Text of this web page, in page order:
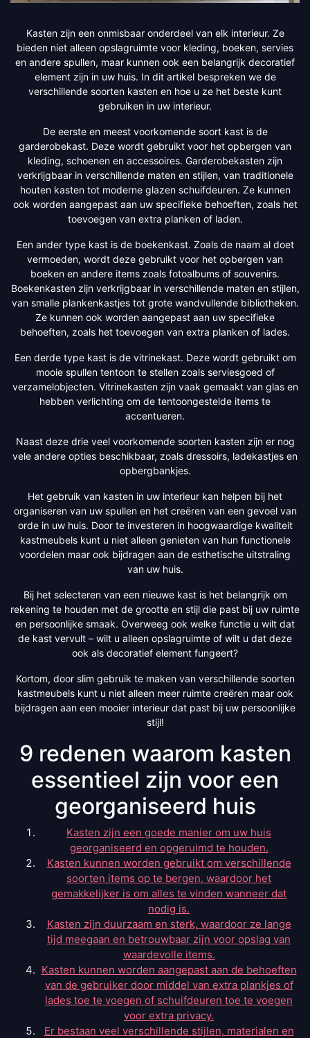
Kasten zijn een onmisbaar onderdeel van elk interieur. Ze
bieden niet alleen opslagruimte voor kleding, boeken, servies
en andere spullen, maar kunnen ook een belangrijk decoratief
element zijn in uw huis. In dit artikel bespreken we de
verschillende soorten kasten en hoe u ze het beste kunt
gebruiken in uw interieur.
De eerste en meest voorkomende soort kast is de
garderobekast. Deze wordt gebruikt voor het opbergen van
kleding, schoenen en accessoires. Garderobekasten zijn
verkrijgbaar in verschillende maten en stijlen, van traditionele
houten kasten tot moderne glazen schuifdeuren. Ze kunnen
ook worden aangepast aan uw specifieke behoeften, zoals het
toevoegen van extra planken of laden.
Een ander type kast is de boekenkast. Zoals de naam al doet
vermoeden, wordt deze gebruikt voor het opbergen van
boeken en andere items zoals fotoalbums of souvenirs.
Boekenkasten zijn verkrijgbaar in verschillende maten en stijlen,
van smalle plankenkastjes tot grote wandvullende bibliotheken.
Ze kunnen ook worden aangepast aan uw specifieke
behoeften, zoals het toevoegen van extra planken of lades.
Een derde type kast is de vitrinekast. Deze wordt gebruikt om
mooie spullen tentoon te stellen zoals serviesgoed of
verzamelobjecten. Vitrinekasten zijn vaak gemaakt van glas en
hebben verlichting om de tentoongestelde items te
accentueren.
Naast deze drie veel voorkomende soorten kasten zijn er nog
vele andere opties beschikbaar, zoals dressoirs, ladekastjes en
opbergbankjes.
Het gebruik van kasten in uw interieur kan helpen bij het
organiseren van uw spullen en het creëren van een gevoel van
orde in uw huis. Door te investeren in hoogwaardige kwaliteit
kastmeubels kunt u niet alleen genieten van hun functionele
voordelen maar ook bijdragen aan de esthetische uitstraling
van uw huis.
Bij het selecteren van een nieuwe kast is het belangrijk om
rekening te houden met de grootte en stijl die past bij uw ruimte
en persoonlijke smaak. Overweeg ook welke functie u wilt dat
de kast vervult – wilt u alleen opslagruimte of wilt u dat deze
ook als decoratief element fungeert?
Kortom, door slim gebruik te maken van verschillende soorten
kastmeubels kunt u niet alleen meer ruimte creëren maar ook
bijdragen aan een mooier interieur dat past bij uw persoonlijke
stijl!
9 redenen waarom kasten
essentieel zijn voor een
georganiseerd huis
Kasten zijn een goede manier om uw huis
georganiseerd en opgeruimd te houden.
Kasten kunnen worden gebruikt om verschillende
soorten items op te bergen, waardoor het
gemakkelijker is om alles te vinden wanneer dat
nodig is.
Kasten zijn duurzaam en sterk, waardoor ze lange
tijd meegaan en betrouwbaar zijn voor opslag van
waardevolle items.
Kasten kunnen worden aangepast aan de behoeften
van de gebruiker door middel van extra plankjes of
lades toe te voegen of schuifdeuren toe te voegen
voor extra privacy.
Er bestaan veel verschillende stijlen, materialen en